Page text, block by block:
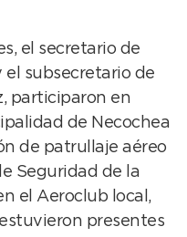
el secretario de
el subsecretario de
participaron en
de Necochea
de patrullaje aéreo
Seguridad de la
el Aeroclub local,
presentes